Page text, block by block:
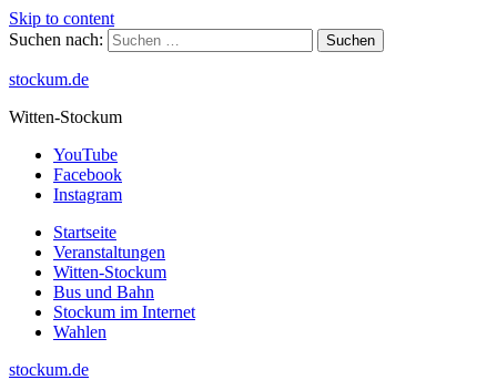
Skip to content
Suchen nach:
stockum.de
Witten-Stockum
YouTube
Facebook
Instagram
Startseite
Veranstaltungen
Witten-Stockum
Bus und Bahn
Stockum im Internet
Wahlen
stockum.de